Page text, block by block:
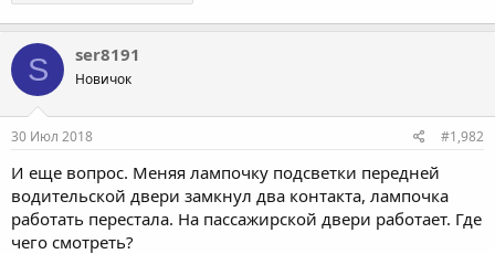
S ser8191
Новичок
30 Июл 2018 #1,982
И еще вопрос. Меняя лампочку подсветки передней
водительской двери замкнул два контакта, лампочка
работать перестала. На пассажирской двери работает. Где
чего смотреть?